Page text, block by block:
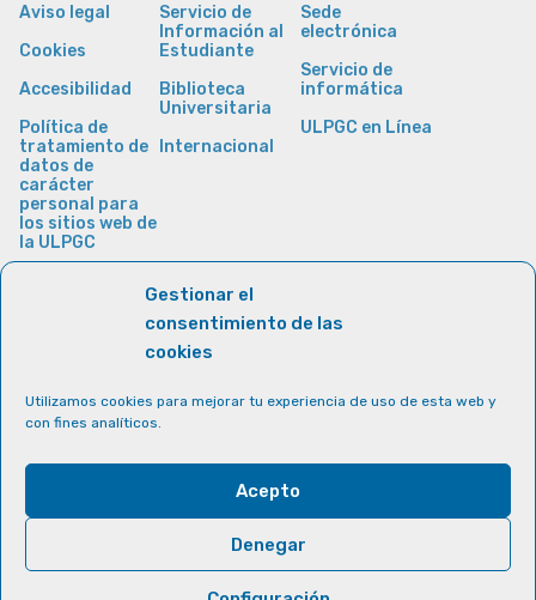
Gestionar el
consentimiento de las
cookies
Utilizamos cookies para mejorar tu experiencia de uso de esta web y
con fines analíticos.
Acepto
Denegar
Aviso legal
Cookies
Accesibilidad
Política de
tratamiento de
datos de
carácter
personal para
los sitios web de
la ULPGC
Servicio de
Información al
Estudiante
Biblioteca
Universitaria
Internacional
Sede
electrónica
Servicio de
informática
ULPGC en Línea